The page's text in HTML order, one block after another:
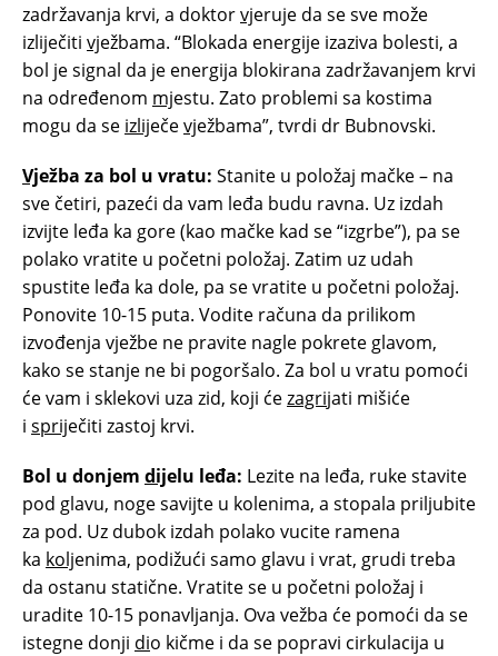
zadržavanja krvi, a doktorvjeruje da se sve može
izliječiti vježbama. “Blokada energije izaziva bolesti, a
bol je signal da je energija blokirana zadržavanjem krvi
na određenom mjestu. Zato problemi sa kostima
mogu da se izliječevježbama”, tvrdi dr Bubnovski.
Vježba za bol u vratu: Stanite u položaj mačke – na
sve četiri, pazeći da vam leđa budu ravna. Uz izdah
izvijte leđa ka gore (kao mačke kad se “izgrbe”), pa se
polako vratite u početni položaj. Zatim uz udah
spustite leđa ka dole, pa se vratite u početni položaj.
Ponovite 10-15 puta. Vodite računa da prilikom
izvođenja vježbe ne pravite nagle pokrete glavom,
kako se stanje ne bi pogoršalo. Za bol u vratu pomoći
će vam i sklekovi uza zid, koji ćezagrijati mišiće
i spriječiti zastoj krvi.
Bol u donjem dijelu leđa: Lezite na leđa, ruke stavite
pod glavu, noge savijte u kolenima, a stopala priljubite
za pod. Uz dubok izdah polako vucite ramena
ka koljenima, podižući samo glavu i vrat, grudi treba
da ostanu statične. Vratite se u početni položaj i
uradite 10-15 ponavljanja. Ova vežba će pomoći da se
istegne donji dio kičme i da se popravi cirkulacija u